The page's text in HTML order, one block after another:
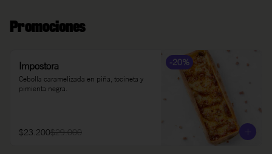
Promociones
-20%
Impostora
Cebolla caramelizada en piña, tocineta y
pimienta negra.
$23.200$29.000